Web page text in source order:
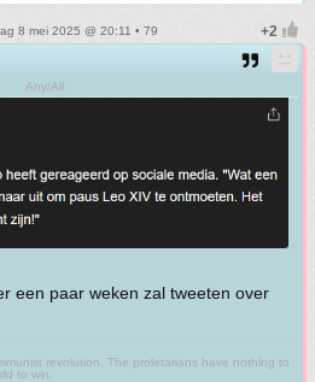
8 mei 2025 @ 20:11 • 79
Any/All
een paar weken zal tweeten over
revolution. The proletarians have nothing to
to win.